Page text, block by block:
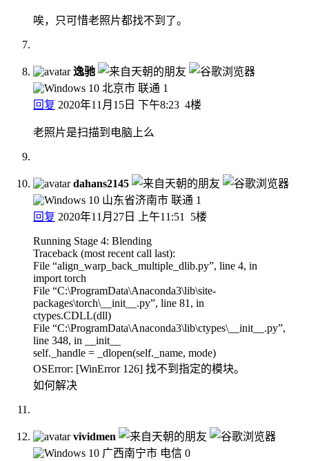
唉，只可惜老照片都找不到了。
逸驰
北京市 联通 1
回复 2020年11月15日 下午8:23 4楼
老照片是扫描到电脑上么
dahans2145
山东省济南市 联通 1
回复 2020年11月27日 上午11:51 5楼
Running Stage 4: Blending
Traceback (most recent call last):
File “align_warp_back_multiple_dlib.py”, line 4, in
import torch
File “C:\ProgramData\Anaconda3\lib\site-
packages\torch\__init__.py”, line 81, in
ctypes.CDLL(dll)
File “C:\ProgramData\Anaconda3\lib\ctypes\__init__.py”,
line 348, in __init__
self._handle = _dlopen(self._name, mode)
OSError: [WinError 126] 找不到指定的模块。
如何解决
vividmen
广西南宁市 电信 0